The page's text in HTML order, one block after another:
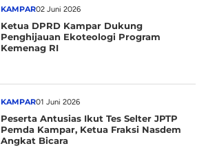
KAMPAR02 Juni 2026
Ketua DPRD Kampar Dukung
Penghijauan Ekoteologi Program
Kemenag RI
KAMPAR01 Juni 2026
Peserta Antusias Ikut Tes Selter JPTP
Pemda Kampar, Ketua Fraksi Nasdem
Angkat Bicara